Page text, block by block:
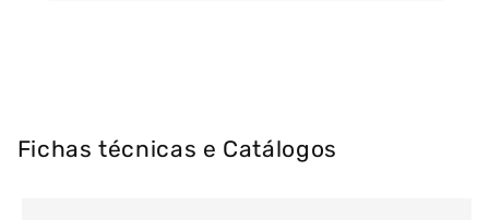
Fichas técnicas e Catálogos